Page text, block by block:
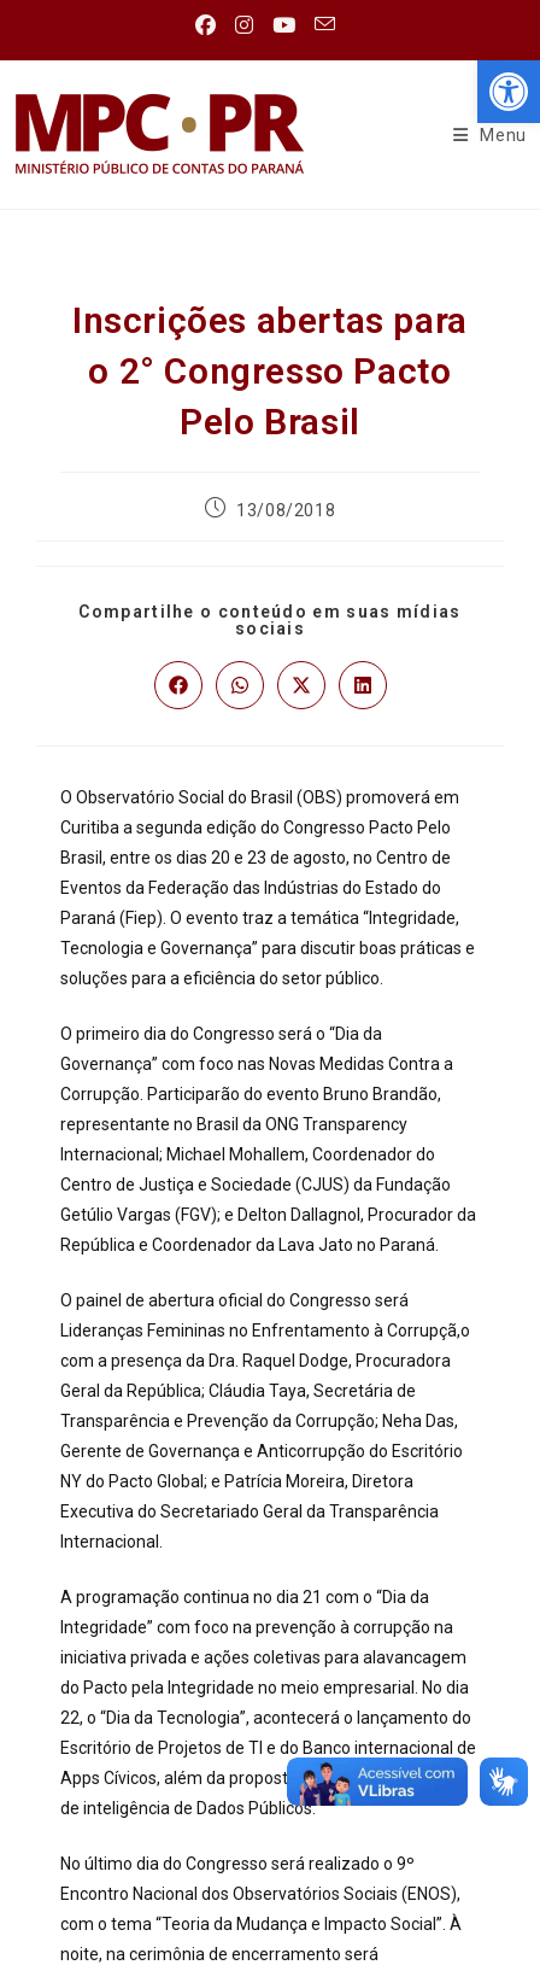
Menu
Inscrições abertas para
o 2° Congresso Pacto
Pelo Brasil
13/08/2018
Compartilhe o conteúdo em suas mídias
sociais
O Observatório Social do Brasil (OBS) promoverá em
Curitiba a segunda edição do Congresso Pacto Pelo
Brasil, entre os dias 20 e 23 de agosto, no Centro de
Eventos da Federação das Indústrias do Estado do
Paraná (Fiep). O evento traz a temática “Integridade,
Tecnologia e Governança” para discutir boas práticas e
soluções para a eficiência do setor público.
O primeiro dia do Congresso será o “Dia da
Governança” com foco nas Novas Medidas Contra a
Corrupção. Participarão do evento Bruno Brandão,
representante no Brasil da ONG Transparency
Internacional; Michael Mohallem, Coordenador do
Centro de Justiça e Sociedade (CJUS) da Fundação
Getúlio Vargas (FGV); e Delton Dallagnol, Procurador da
República e Coordenador da Lava Jato no Paraná.
O painel de abertura oficial do Congresso será
Lideranças Femininas no Enfrentamento à Corrupçã,o
com a presença da Dra. Raquel Dodge, Procuradora
Geral da República; Cláudia Taya, Secretária de
Transparência e Prevenção da Corrupção; Neha Das,
Gerente de Governança e Anticorrupção do Escritório
NY do Pacto Global; e Patrícia Moreira, Diretora
Executiva do Secretariado Geral da Transparência
Internacional.
A programação continua no dia 21 com o “Dia da
Integridade” com foco na prevenção à corrupção na
iniciativa privada e ações coletivas para alavancagem
do Pacto pela Integridade no meio empresarial. No dia
22, o “Dia da Tecnologia”, acontecerá o lançamento do
Escritório de Projetos de TI e do Banco internacional de
Apps Cívicos, além da proposta de criação da Central
de inteligência de Dados Públicos.
No último dia do Congresso será realizado o 9º
Encontro Nacional dos Observatórios Sociais (ENOS),
com o tema “Teoria da Mudança e Impacto Social”. À
noite, na cerimônia de encerramento será